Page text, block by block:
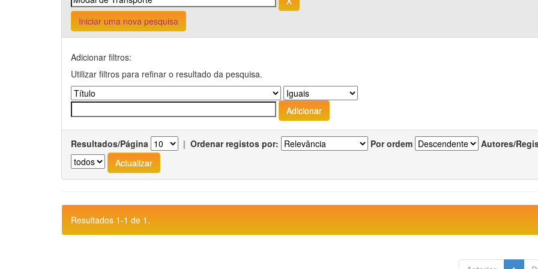
Iniciar uma nova pesquisa
Adicionar filtros:
Utilizar filtros para refinar o resultado da pesquisa.
Resultados/Página | Ordenar registos por: Por ordem Autores/
Resultados 1-1 de 1.